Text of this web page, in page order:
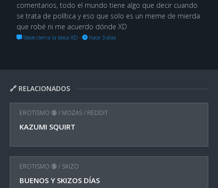
🔗 RELACIONADOS
EROTISMO 🔞/ MOZAS/ REDDIT
KAZUMI SQUIRT
EROTISMO 🔞/ SKIZO
BUENOS Y SKIZOS DÍAS
comentarios, todo el mundo tiene algo que decir cuando
se trata de política y eso que solo es un meme de mierda
que robé ni me acuerdo dónde XD
Steve cierra la boca XD · hace 3 días